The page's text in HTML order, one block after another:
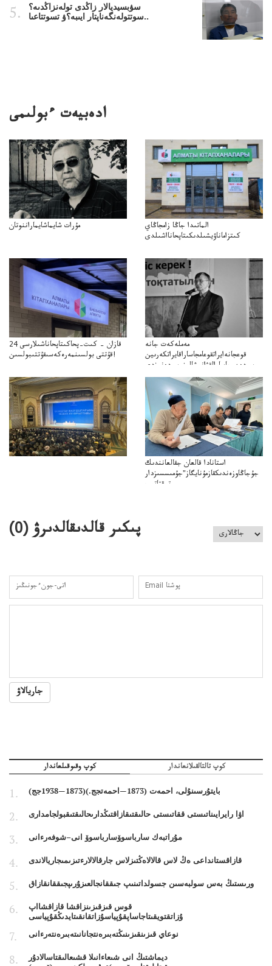
سۋبسيديالار زاڭدى تولەنزاڭدىە؟
سوتتولەنگەناپتار ايىبە؟ۋ تسوتتاعىا..
ادەبيەت ءبولىمى
مۇرات شايماشايماراننوتان
الماتىدا جاڭا زامجاڭاي
كىتزاماناۋيشىلدىكىتاپحانااشىلدى
24 قازان – كىت–پحاكىتاپحاناشىلارسى
قۇتتى بولسىنمەرەكەسىقۇتتىبولسىن!
مەملەكەت جانە
قوعجانەايراتقوعامجاساراقايراتكەرىين
ومىردەن جاسارالقۋانىشالينومىردەنوزدى
استانادا قالعان جقالعانندىك
جۇجاڭاوزەندىكقازمۇنايگاز"جۇمىسسىزدار
توقتاتىپ
پىكىر قالدىقالدىرۋ (0
)
جاريالاۋ
كوپ وقىوقىلعاندار كوپ تالتالقىلانعاندار
بايتۇرسىنۇلى، احمەت (1873—احمەتجج.)(1873—1938جج)
اۋا رايرايىناتىستى ققاتىستى حالىقتىقازاقتىڭدارىحالىقتىقبولجامدارى
مۇراتبەك سارباسوۆسارباسوۆ انى–شوفەرءانى
قازاقستانداعى ەڭ لاس قالالاەڭتىزلاس جارقالالارءتىزىمىجاريالاندى
ورىستىڭ بەس سولبەسىن جسولداتىنىپ جىققانجالعىزۇرىپجىققانقازاق
قوس قىزقىزىنزاقشا قازاقشااپ
ۇزاتقتويقىتاجاساپقۇپياسۇزاتقانقىتايدىڭقۇپياسى
نوعاي قىزىنقىزىنىڭتەبىرەنتجانانىتەبىرەنتەرءانى
ديماشتىڭ انى شىعاءانىلا قشىعالىقتاسالادۇر